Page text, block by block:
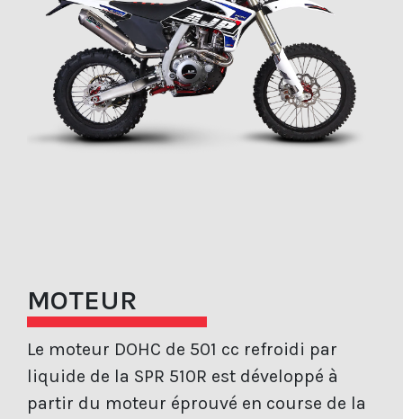
MOTEUR
Le moteur DOHC de 501 cc refroidi par
liquide de la SPR 510R est développé à
partir du moteur éprouvé en course de la